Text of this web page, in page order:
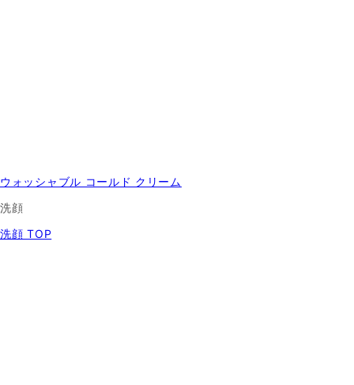
ウォッシャブル コールド クリーム
洗顔
洗顔 TOP